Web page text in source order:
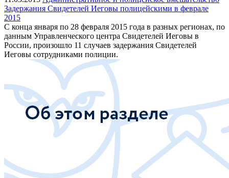
Задержания Свидетелей Иеговы полицейскими в феврале
2015
С конца января по 28 февраля 2015 года в разных регионах, по
данным Управленческого центра Свидетелей Иеговы в
России, произошло 11 случаев задержания Свидетелей
Иеговы сотрудниками полиции.